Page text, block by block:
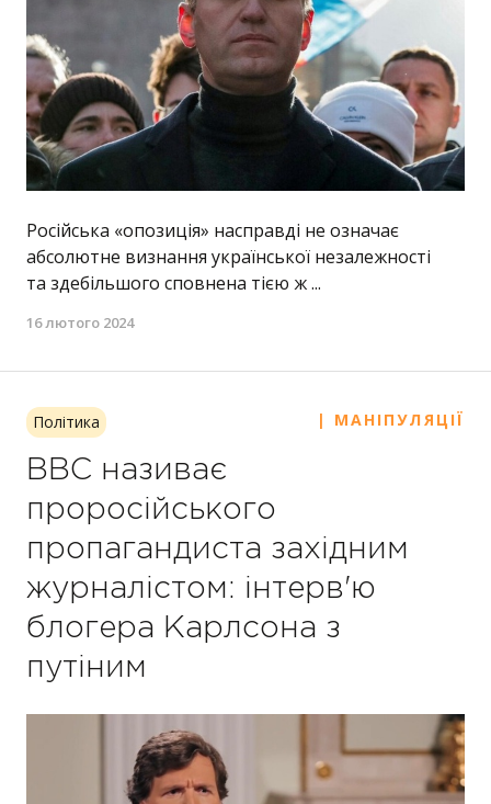
Російська «опозиція» насправді не означає
абсолютне визнання української незалежності
та здебільшого сповнена тією ж ...
16 лютого 2024
Політика | МАНІПУЛЯЦІЇ
BBC називає
проросійського
пропагандиста західним
журналістом: інтерв'ю
блогера Карлсона з
путіним